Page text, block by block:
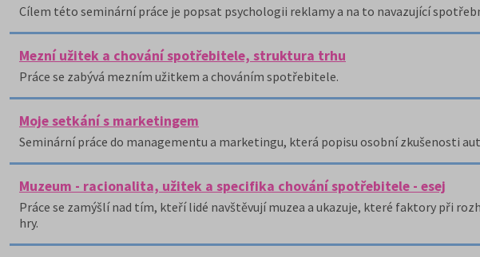
Cílem této seminární práce je popsat psychologii reklamy a na to navazující
Mezní užitek a chování spotřebitele, struktura trhu
Práce se zabývá mezním užitkem a chováním spotřebitele.
Moje setkání s marketingem
Seminární práce do managementu a marketingu, která popisu osobní zkušenosti
Muzeum - racionalita, užitek a specifika chování spotřebitele - esej
Práce se zamýšlí nad tím, kteří lidé navštěvují muzea a ukazuje, které faktory při
hry.